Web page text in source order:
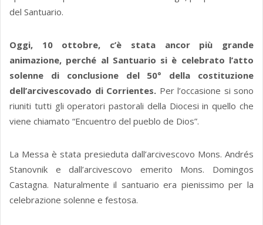
del Santuario.
Oggi, 10 ottobre, c’è stata ancor più grande
animazione, perché al Santuario si è celebrato l’atto
solenne di conclusione del 50° della costituzione
dell’arcivescovado di Corrientes. Per l’occasione si sono
riuniti tutti gli operatori pastorali della Diocesi in quello che
viene chiamato “Encuentro del pueblo de Dios”.
La Messa è stata presieduta dall’arcivescovo Mons. Andrés
Stanovnik e dall’arcivescovo emerito Mons. Domingos
Castagna. Naturalmente il santuario era pienissimo per la
celebrazione solenne e festosa.